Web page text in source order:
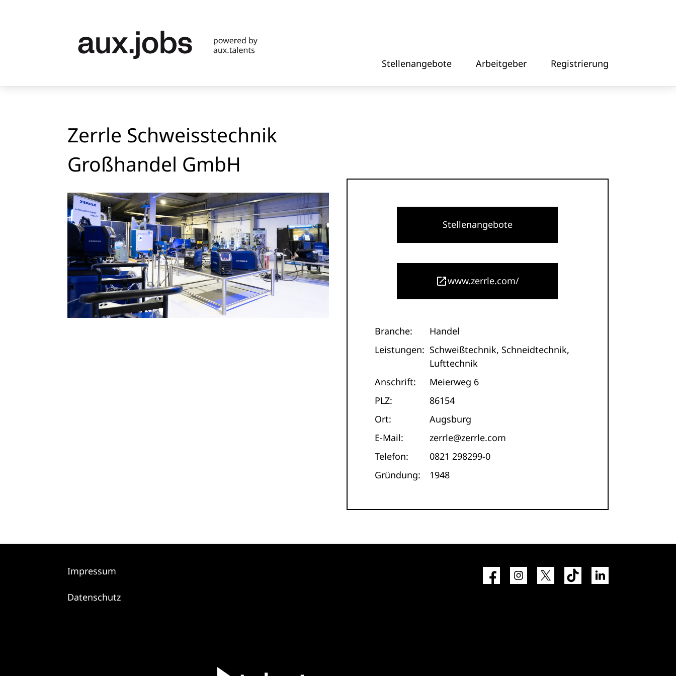
Stellenangebote Arbeitgeber Registrierung
Zerrle Schweisstechnik
Großhandel GmbH
Stellenangebote
www.zerrle.com/
Branche:
Handel
Leistungen: Schweißtechnik, Schneidtechnik,
Lufttechnik
Anschrift:
Meierweg 6
PLZ:
86154
Ort:
Augsburg
E-Mail:
zerrle@zerrle.com
Telefon:
0821 298299-0
Gründung:
1948
Impressum
Datenschutz